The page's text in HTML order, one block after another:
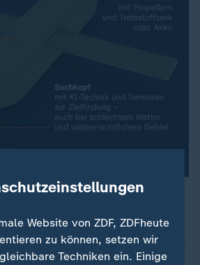
beschlossen worden, dass die
Munition beschafft. "Und Ende
Truppe das erste Mal scharf damit
"Parallel dazu wird der Kampf
Website von ZDF, ZDFheute
zu können, setzen wir
Techniken ein. Einige